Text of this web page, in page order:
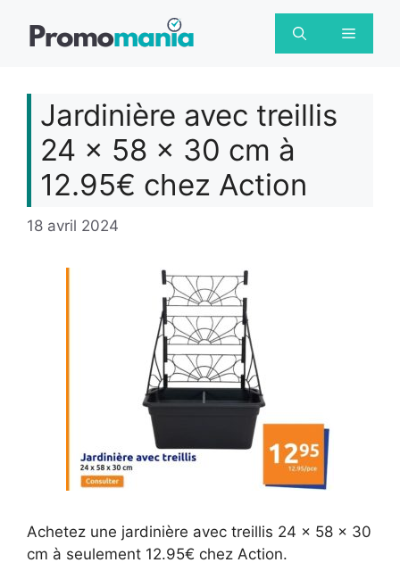
Menu
Jardinière avec treillis
24 x 58 x 30 cm à
12.95€ chez Action
18 avril 2024
Achetez une jardinière avec treillis 24 x 58 x 30
cm à seulement 12.95€ chez Action.